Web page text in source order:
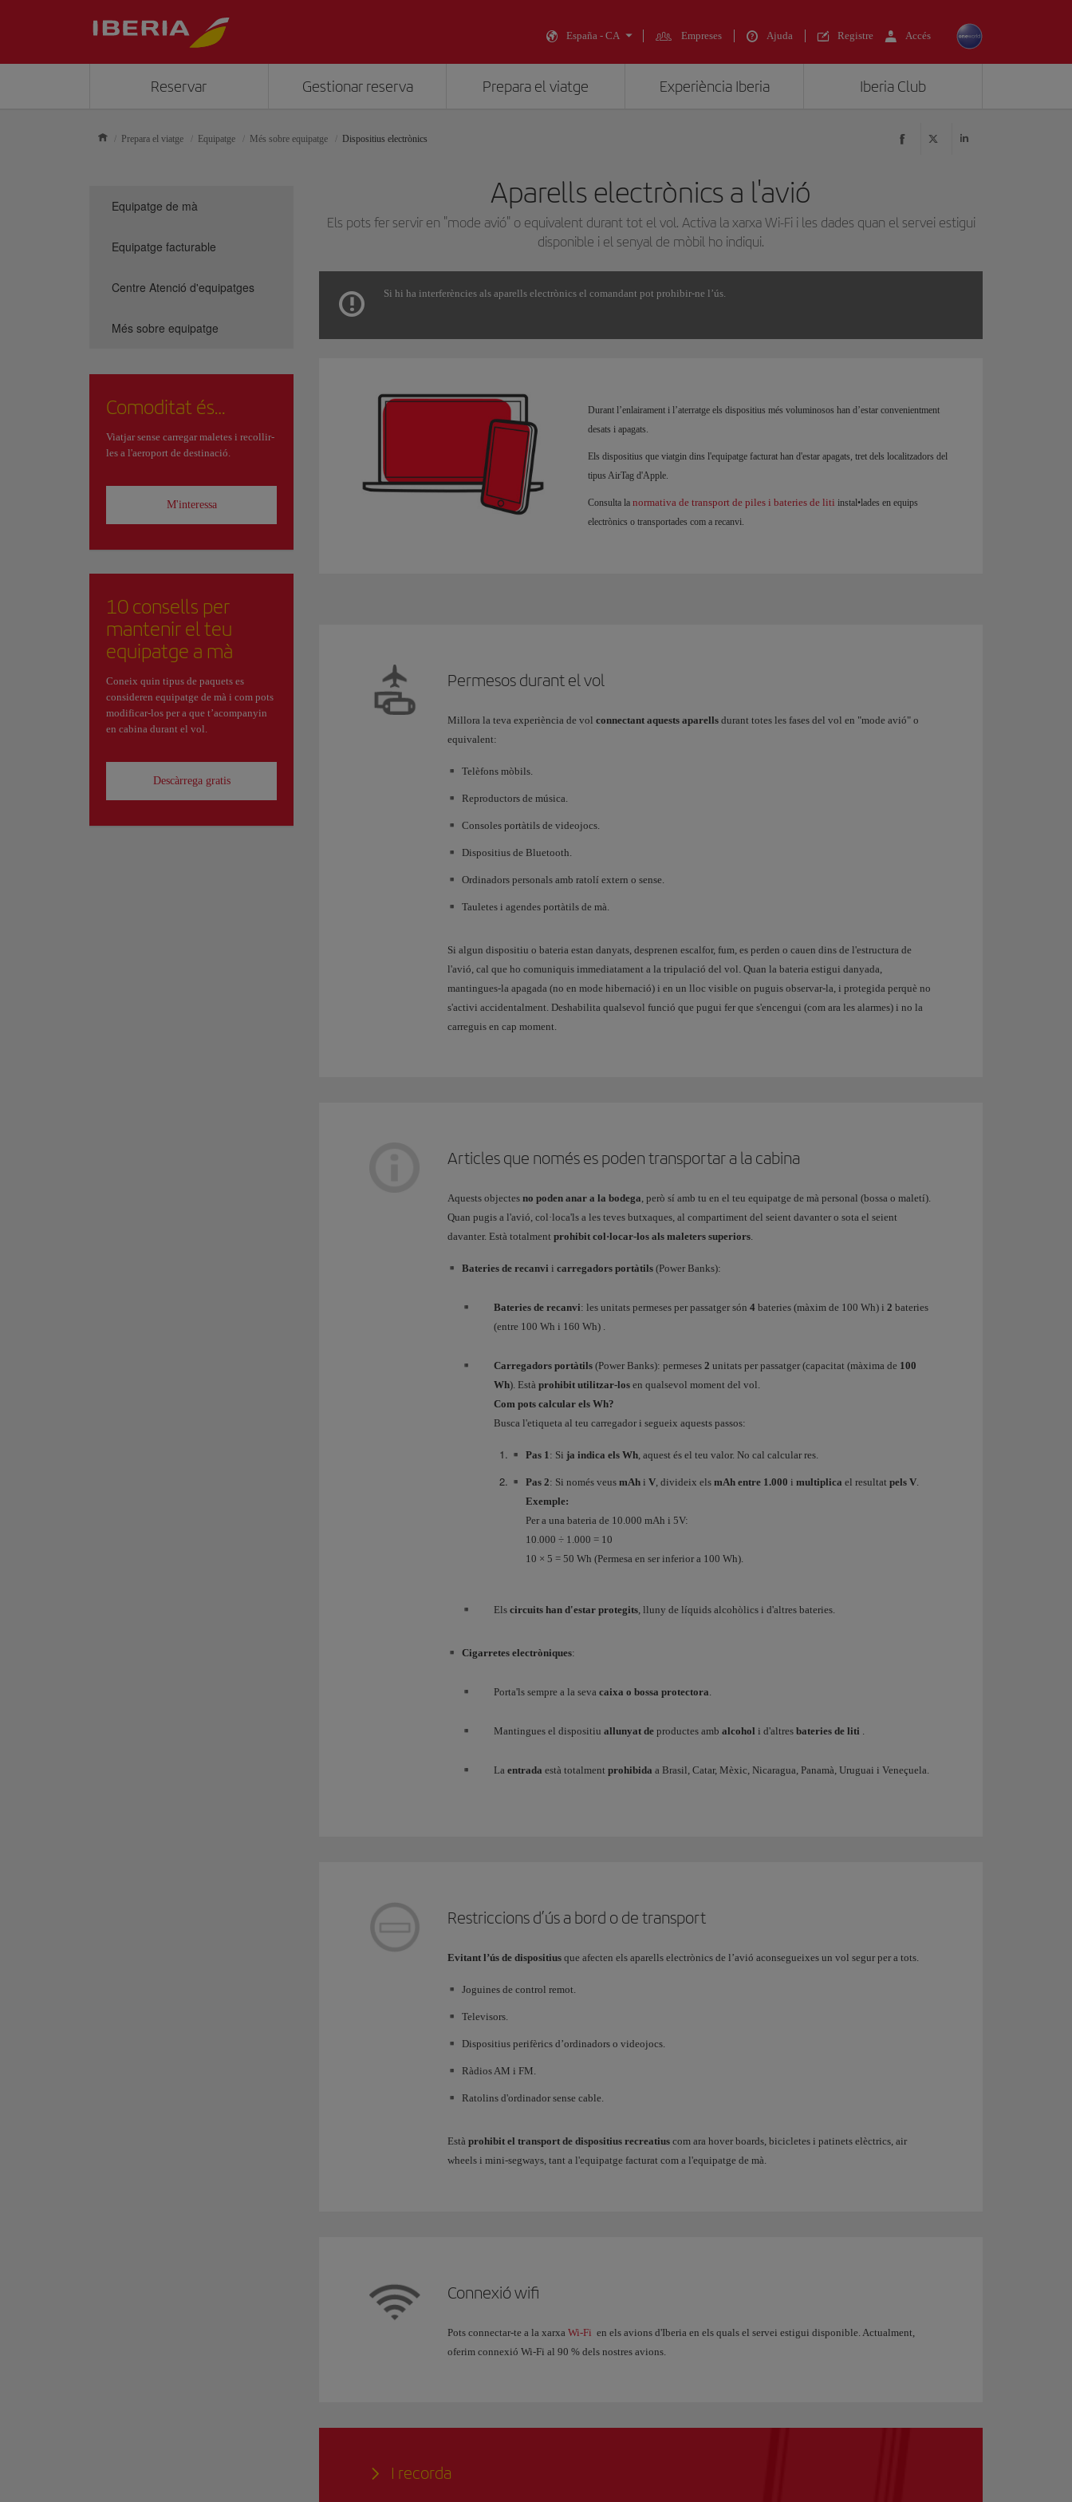
España - CA Empreses Ajuda Registre Accés
Reservar Gestionar reserva Prepara el viatge Experiència Iberia Iberia Club
Prepara el viatge Equipatge Més sobre equipatge Dispositius electrònics
Aparells electrònics a l'avió
Els pots fer servir en "mode avió" o equivalent durant tot el vol. Activa la xarxa Wi-Fi i les dades quan el servei estigui
disponible i el senyal de mòbil ho indiqui.
Si hi ha interferències als aparells electrònics el comandant pot prohibir-ne l’ús.
Durant l’enlairament i l’aterratge els dispositius més voluminosos han d’estar convenientment
desats i apagats.
Els dispositius que viatgin dins l'equipatge facturat han d'estar apagats, tret dels localitzadors del
tipus AirTag d'Apple.
Consulta la normativa de transport de piles i bateries de liti instal•lades en equips
electrònics o transportades com a recanvi.
Permesos durant el vol
Millora la teva experiència de volconnectant aquests aparells durant totes les fases del vol en "mode avió" o
equivalent:
Telèfons mòbils.
Reproductors de música.
Consoles portàtils de videojocs.
Dispositius de Bluetooth.
Ordinadors personals amb ratolí extern o sense.
Tauletes i agendes portàtils de mà.
Si algun dispositiu o bateria estan danyats, desprenen escalfor, fum, es perden o cauen dins de l'estructura de
l'avió, cal que ho comuniquis immediatament a la tripulació del vol. Quan la bateria estigui danyada,
mantingues-la apagada (no en mode hibernació) i en un lloc visible on puguis observar-la, i protegida perquè no
s'activi accidentalment. Deshabilita qualsevol funció que pugui fer que s'encengui (com ara les alarmes) i no la
carreguis en cap moment.
Articles que només es poden transportar a la cabina
Aquests objectesno poden anar a la bodega, però sí amb tu en el teu equipatge de mà personal (bossa o maletí).
Quan pugis a l'avió, col·loca'ls a les teves butxaques, al compartiment del seient davanter o sota el seient
davanter. Està totalmentprohibit col·locar-los als maleters superiors.
Bateries de recanvi icarregadors portàtils (Power Banks):
Bateries de recanvi: les unitats permeses per passatger són 4 bateries (màxim de 100 Wh) i2 bateries
(entre 100 Wh i 160 Wh) .
Carregadors portàtils (Power Banks): permeses2unitats per passatger (capacitat (màxima de 100
Wh). Estàprohibit utilitzar-los en qualsevol moment del vol.
Com pots calcular els Wh?
Busca l'etiqueta al teu carregador i segueix aquests passos:
Pas 1: Si ja indica els Wh, aquest és el teu valor. No cal calcular res.
Pas 2: Si només veusmAh iV, divideix elsmAh entre 1.000 imultiplica el resultatpels V.
Exemple:
Per a una bateria de 10.000 mAh i 5V:
10.000 ÷ 1.000 = 10
10 × 5 = 50 Wh (Permesa en ser inferior a 100 Wh).
Elscircuits han d'estar protegits, lluny de líquids alcohòlics i d'altres bateries.
Cigarretes electròniques:
Porta'ls sempre a la sevacaixa o bossa protectora.
Mantingues el dispositiuallunyat deproductes ambalcoholi d'altresbateries de liti .
Laentrada està totalmentprohibida a Brasil, Catar, Mèxic, Nicaragua, Panamà, Uruguai i Veneçuela.
Restriccions d’ús a bord o de transport
Evitant l’ús de dispositius que afecten els aparells electrònics de l’avió aconsegueixes un vol segur per a tots.
Joguines de control remot.
Televisors.
Dispositius perifèrics d’ordinadors o videojocs.
Ràdios AM i FM.
Ratolins d'ordinador sense cable.
Estàprohibit el transport de dispositius recreatius com ara hover boards, bicicletes i patinets elèctrics, air
wheels i mini-segways, tant a l'equipatge facturat com a l'equipatge de mà.
Connexió wifi
Pots connectar-te a la xarxaWi-Fi en els avions d'Iberia en els quals el servei estigui disponible. Actualment,
oferim connexió Wi-Fi al 90 % dels nostres avions.
I recorda
Equipatge de mà
Equipatge facturable
Centre Atenció d'equipatges
Més sobre equipatge
Comoditat és…
Viatjar sense carregar maletes i recollir-
les a l'aeroport de destinació.
M'interessa
10 consells per
mantenir el teu
equipatge a mà
Coneix quin tipus de paquets es
consideren equipatge de mà i com pots
modificar-los per a que t’acompanyin
en cabina durant el vol.
Descàrrega gratis